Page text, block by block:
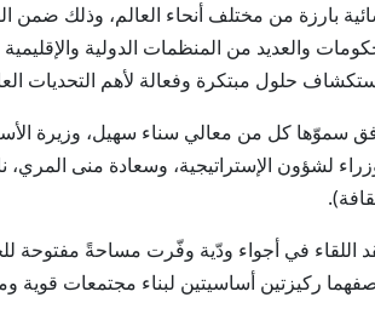
والعديد من المنظمات الدولية
حلول مبتكرة وفعالة لأهم التحديات
سموّها كل من معالي سناء سهيل، وزيرة
لشؤون الإستراتيجية، وسعادة منى
اللقاء في أجواء ودّية وفّرت مساحةً مفتوحة
ركيزتين أساسيتين لبناء مجتمعات قوية